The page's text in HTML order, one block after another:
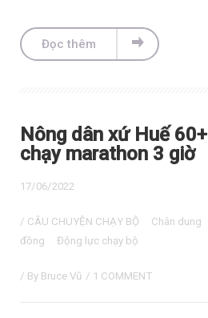
Đọc thêm
Nông dân xứ Huế 60+
chạy marathon 3 giờ
17/06/2022
/ CÂU CHUYỆN CHẠY BỘ Chân dung
đồng
Động lực chạy bộ
/ By Bruce Vũ / 1 COMMENT